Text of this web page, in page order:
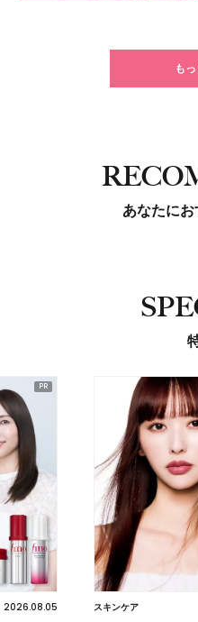
も
あなたに
2026.07.22 スキンケア